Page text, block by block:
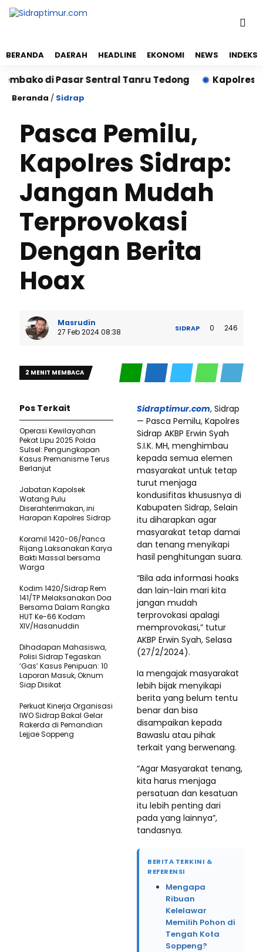
BERANDA DAERAH HEADLINE EKONOMI NEWS INDEKS
di Pasar Sentral Tanru Tedong Kapolres Sidrap
Beranda / Sidrap
Pasca Pemilu,
Kapolres Sidrap:
Jangan Mudah
Terprovokasi
Dengan Berita
Hoax
Masrudin
27 Feb 2024 08:38
SIDRAP 0 246
2 MENIT MEMBACA
Sidraptimur.com, Sidrap
— Pasca Pemilu, Kapolres
Sidrap AKBP Erwin Syah
S.I.K. MH, menghimbau
kepada semua elemen
masyarakat untuk tetap
turut menjaga
kondusifitas khususnya di
Kabupaten Sidrap, Selain
itu diharapkan agar
masyarakat tetap damai
dan tenang menyikapi
hasil penghitungan suara.
“Bila ada informasi hoaks
dan lain-lain mari kita
jangan mudah
terprovokasi apalagi
memprovokasi,” tutur
AKBP Erwin Syah, Selasa
(27/2/2024).
Ia mengajak masyarakat
lebih bijak menyikapi
berita yang belum tentu
benar dan bisa
disampaikan kepada
Bawaslu atau pihak
terkait yang berwenang.
“Agar Masyarakat tenang,
kita harus menjaga
persatuan dan kesatuan
itu lebih penting dari
pada yang lainnya”,
tandasnya.
BERITA TERKINI &
REFERENSI
Mengapa
Ribuan
Kelelawar
Memilih Pohon di
Tengah Kota
Soppeng?
Pos Terkait
Operasi Kewilayahan
Pekat Lipu 2025 Polda
Sulsel: Pengungkapan
Kasus Premanisme Terus
Berlanjut
Jabatan Kapolsek
Watang Pulu
Diserahterimakan, ini
Harapan Kapolres Sidrap
Koramil 1420-06/Panca
Rijang Laksanakan Karya
Bakti Massal bersama
Warga
Kodim 1420/Sidrap Rem
141/TP Melaksanakan Doa
Bersama Dalam Rangka
HUT Ke-66 Kodam
XIV/Hasanuddin
Dihadapan Mahasiswa,
Polisi Sidrap Tegaskan
‘Gas’ Kasus Penipuan: 10
Laporan Masuk, Oknum
Siap Disikat
Perkuat Kinerja Organisasi
IWO Sidrap Bakal Gelar
Rakerda di Pemandian
Lejjae Soppeng